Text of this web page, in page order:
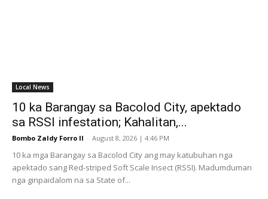
Local News
10 ka Barangay sa Bacolod City, apektado
sa RSSI infestation; Kahalitan,...
Bombo Zaldy Forro II - August 8, 2026 | 4:46 PM
10 ka mga Barangay sa Bacolod City ang may katubuhan nga
apektado sang Red-striped Soft Scale Insect (RSSI). Madumduman
nga ginpaidalom na sa State of...